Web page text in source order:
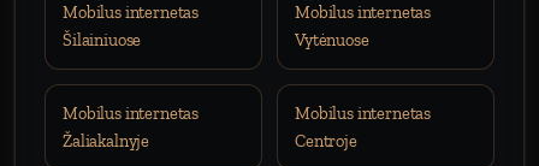
Mobilus internetas
Šilainiuose
Mobilus internetas
Vytėnuose
Mobilus internetas
Žaliakalnyje
Mobilus internetas
Centroje